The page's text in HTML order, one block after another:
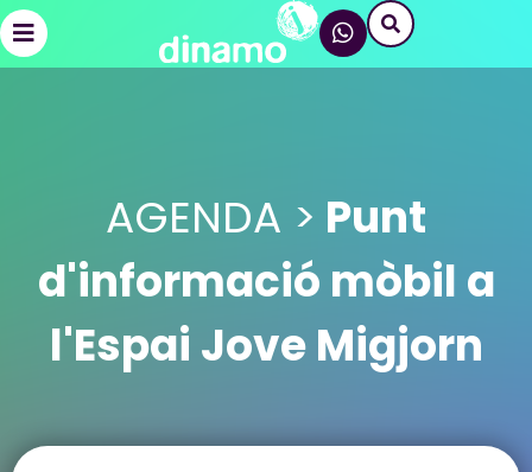
AGENDA > Punt
d'informació mòbil a
l'Espai Jove Migjorn